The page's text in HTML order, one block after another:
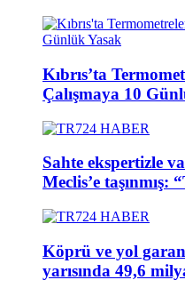
Kıbrıs’ta
Çalışmaya 10
Sahte ekspertizle
Meclis’e taşınmış:
Köprü ve yol
yarısında 49,6